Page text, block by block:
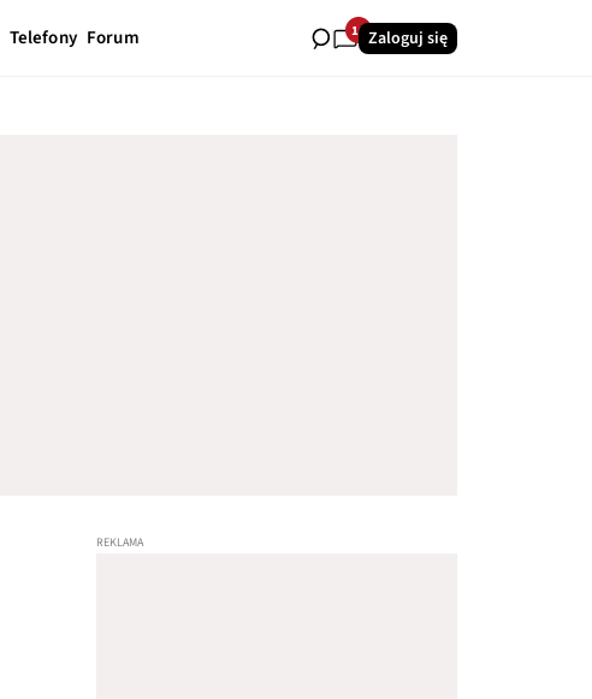
Telefony Forum 16Zaloguj się